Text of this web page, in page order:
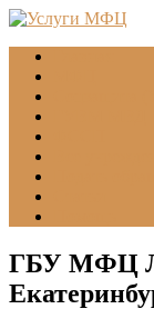
ГБУ МФЦ